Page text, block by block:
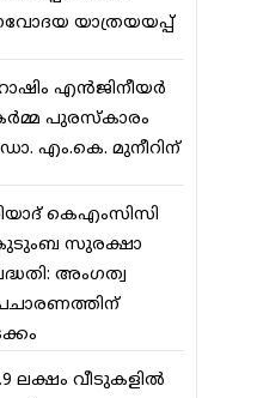
യാത്രയയപ്പ്
എന്‍ജിനീയര്‍
പുരസ്‌കാരം
എം.കെ. മുനീറിന്
കെഎംസിസി
സുരക്ഷാ
അംഗത്വ
ലക്ഷം വീടുകളില്‍